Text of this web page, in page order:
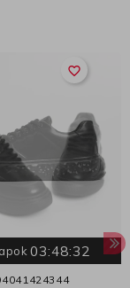
favorite_border
03:48:31
4041 42 43 44